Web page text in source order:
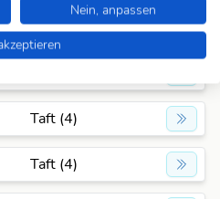
Taft (4)
Taft (4)
Taft (4)
Nein, anpassen